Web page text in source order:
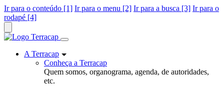
Ir para o conteúdo [1] Ir para o menu [2] Ir para a busca [3] Ir para o
rodapé [4]
A Terracap
Conheça a Terracap
Quem somos, organograma, agenda, de autoridades,
etc.